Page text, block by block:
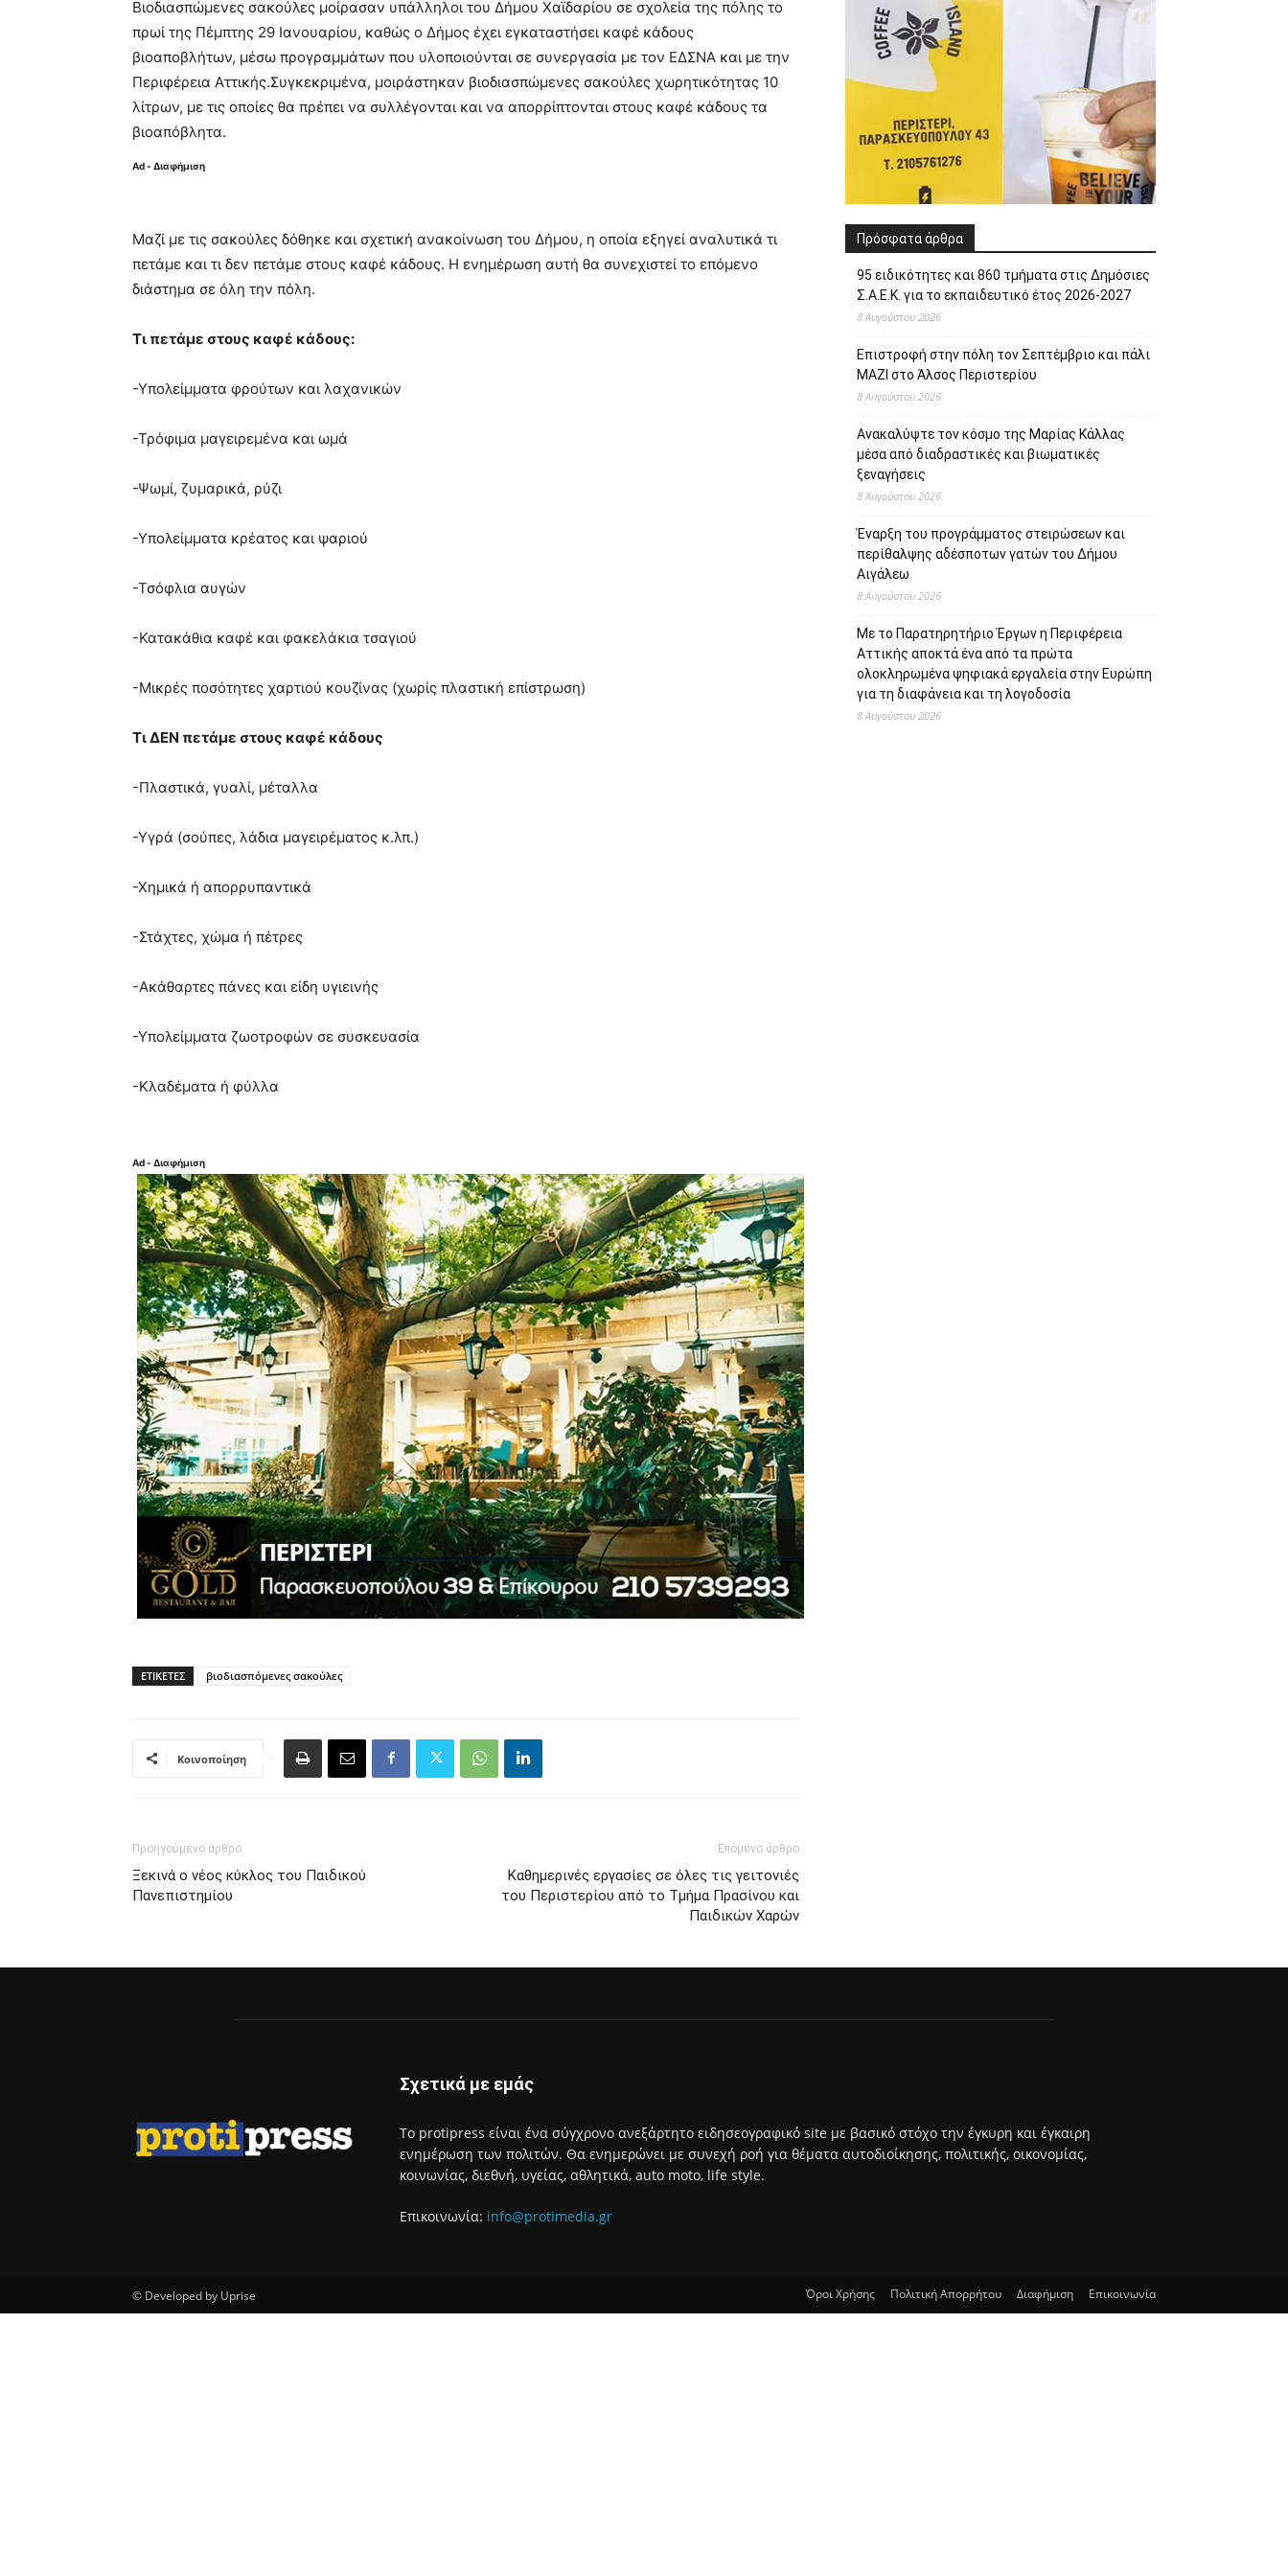
Βιοδιασπώμενες σακούλες μοίρασαν υπάλληλοι του Δήμου Χαϊδαρίου σε σχολεία της πόλης το
πρωί της Πέμπτης 29 Ιανουαρίου, καθώς ο Δήμος έχει εγκαταστήσει καφέ κάδους
βιοαποβλήτων, μέσω προγραμμάτων που υλοποιούνται σε συνεργασία με τον ΕΔΣΝΑ και με την
Περιφέρεια Αττικής.Συγκεκριμένα, μοιράστηκαν βιοδιασπώμενες σακούλες χωρητικότητας 10
λίτρων, με τις οποίες θα πρέπει να συλλέγονται και να απορρίπτονται στους καφέ κάδους τα
βιοαπόβλητα.
Ad - Διαφήμιση
Μαζί με τις σακούλες δόθηκε και σχετική ανακοίνωση του Δήμου, η οποία εξηγεί αναλυτικά τι
πετάμε και τι δεν πετάμε στους καφέ κάδους. Η ενημέρωση αυτή θα συνεχιστεί το επόμενο
διάστημα σε όλη την πόλη.
Τι πετάμε στους καφέ κάδους:
-Υπολείμματα φρούτων και λαχανικών
-Τρόφιμα μαγειρεμένα και ωμά
-Ψωμί, ζυμαρικά, ρύζι
-Υπολείμματα κρέατος και ψαριού
-Τσόφλια αυγών
-Κατακάθια καφέ και φακελάκια τσαγιού
-Μικρές ποσότητες χαρτιού κουζίνας (χωρίς πλαστική επίστρωση)
Τι ΔΕΝ πετάμε στους καφέ κάδους
-Πλαστικά, γυαλί, μέταλλα
-Υγρά (σούπες, λάδια μαγειρέματος κ.λπ.)
-Χημικά ή απορρυπαντικά
-Στάχτες, χώμα ή πέτρες
-Ακάθαρτες πάνες και είδη υγιεινής
-Υπολείμματα ζωοτροφών σε συσκευασία
-Κλαδέματα ή φύλλα
Ad - Διαφήμιση
ΕΤΙΚΈΤΕΣ βιοδιασπόμενες σακούλες
Κοινοποίηση
Προηγούμενο άρθρο
Ξεκινά ο νέος κύκλος του Παιδικού
Πανεπιστημίου
Επόμενο άρθρο
Καθημερινές εργασίες σε όλες τις γειτονιές
του Περιστερίου από το Τμήμα Πρασίνου και
Παιδικών Χαρών
Πρόσφατα άρθρα
95 ειδικότητες και 860 τμήματα στις Δημόσιες
Σ.Α.Ε.Κ. για το εκπαιδευτικό έτος 2026-2027
8 Αυγούστου 2026
Επιστροφή στην πόλη τον Σεπτέμβριο και πάλι
ΜΑΖΙ στο Άλσος Περιστερίου
8 Αυγούστου 2026
Ανακαλύψτε τον κόσμο της Μαρίας Κάλλας
μέσα από διαδραστικές και βιωματικές
ξεναγήσεις
8 Αυγούστου 2026
Έναρξη του προγράμματος στειρώσεων και
περίθαλψης αδέσποτων γατών του Δήμου
Αιγάλεω
8 Αυγούστου 2026
Με το Παρατηρητήριο Έργων η Περιφέρεια
Αττικής αποκτά ένα από τα πρώτα
ολοκληρωμένα ψηφιακά εργαλεία στην Ευρώπη
για τη διαφάνεια και τη λογοδοσία
8 Αυγούστου 2026
Σχετικά με εμάς
Το protipress είναι ένα σύγχρονο ανεξάρτητο ειδησεογραφικό site με βασικό στόχο την έγκυρη και έγκαιρη
ενημέρωση των πολιτών. Θα ενημερώνει με συνεχή ροή για θέματα αυτοδιοίκησης, πολιτικής, οικονομίας,
κοινωνίας, διεθνή, υγείας, αθλητικά, auto moto, life style.
Επικοινωνία: info@protimedia.gr
© Developed by Uprise Όροι Χρήσης Πολιτική Απορρήτου Διαφήμιση Επικοινωνία